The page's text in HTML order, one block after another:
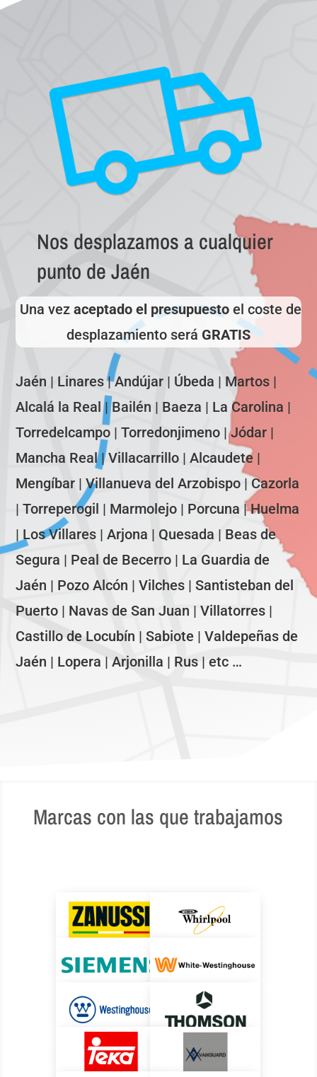
Nos desplazamos a cualquier
punto de Jaén
Una vez aceptado el presupuestoel coste de
desplazamiento será GRATIS
Jaén | Linares | Andújar | Úbeda | Martos |
Alcalá la Real | Bailén | Baeza | La Carolina |
Torredelcampo | Torredonjimeno | Jódar |
Mancha Real | Villacarrillo | Alcaudete |
Mengíbar | Villanueva del Arzobispo | Cazorla
| Torreperogil | Marmolejo | Porcuna | Huelma
| Los Villares | Arjona | Quesada | Beas de
Segura | Peal de Becerro | La Guardia de
Jaén | Pozo Alcón | Vilches | Santisteban del
Puerto | Navas de San Juan | Villatorres |
Castillo de Locubín | Sabiote | Valdepeñas de
Jaén | Lopera | Arjonilla | Rus | etc …
Marcas con las que trabajamos